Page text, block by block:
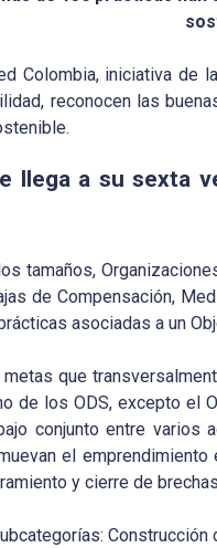
Colombia, iniciativa de
reconocen las
llega a su sexta
tamaños,
de Compensación,
asociadas a un
que
de los ODS, excepto
conjunto entre varios
el
y cierre de